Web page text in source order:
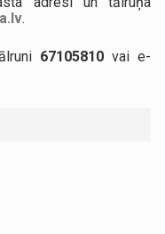
.
67105810 vai e-